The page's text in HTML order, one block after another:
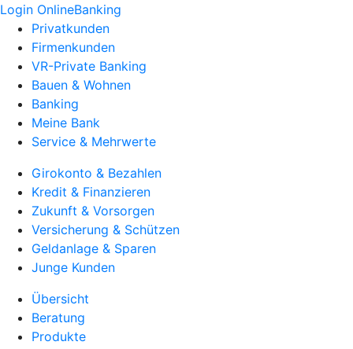
Login OnlineBanking
Privatkunden
Firmenkunden
VR-Private Banking
Bauen & Wohnen
Banking
Meine Bank
Service & Mehrwerte
Girokonto & Bezahlen
Kredit & Finanzieren
Zukunft & Vorsorgen
Versicherung & Schützen
Geldanlage & Sparen
Junge Kunden
Übersicht
Beratung
Produkte